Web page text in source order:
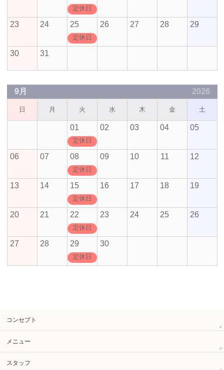
定休日
23 24 25
定休日
26 27 28 29
30 31
9月 2026
日 月 火 水 木 金 土
01
定休日
02 03 04 05
06 07 08
定休日
09 10 11 12
13 14 15
定休日
16 17 18 19
20 21 22
定休日
23 24 25 26
27 28 29
定休日
30
コンセプト
メニュー
スタッフ